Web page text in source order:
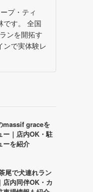
プ・ティ
です。 全国
ンを開拓す
ンで実体験レ
massif graceを
ー｜店内OK・駐
ーを紹介
尾で犬連れラン
店内同伴OK・カ